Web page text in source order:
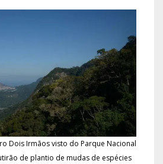
Dois Irmãos visto do Parque Nacional
de plantio de mudas de espécies